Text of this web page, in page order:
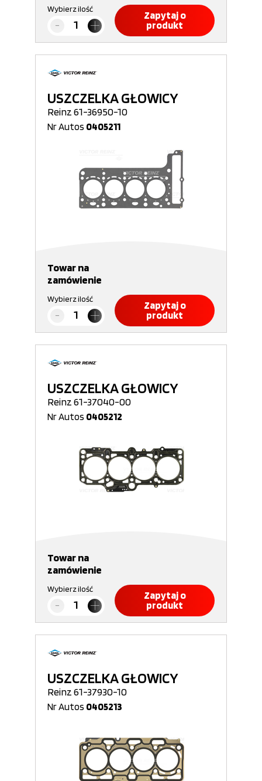
Wybierz ilość
Zapytaj o
produkt
USZCZELKA GŁOWICY
Reinz 61-36950-10
Nr Autos 0405211
Towar na
zamówienie
Wybierz ilość
Zapytaj o
produkt
USZCZELKA GŁOWICY
Reinz 61-37040-00
Nr Autos 0405212
Towar na
zamówienie
Wybierz ilość
Zapytaj o
produkt
USZCZELKA GŁOWICY
Reinz 61-37930-10
Nr Autos 0405213